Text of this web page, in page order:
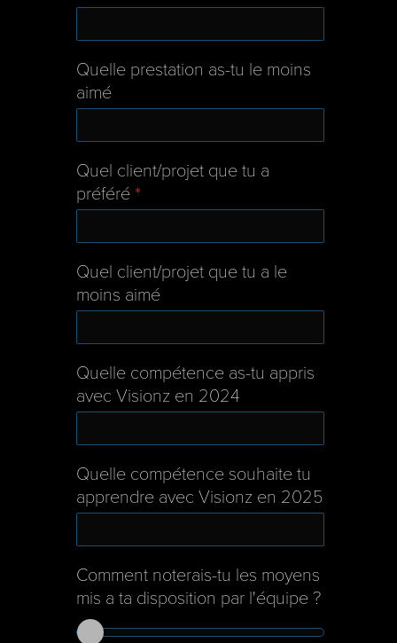
Quelle prestation as-tu le moins
aimé
Quel client/projet que tu a
préféré *
Quel client/projet que tu a le
moins aimé
Quelle compétence as-tu appris
avec Visionz en 2024
Quelle compétence souhaite tu
apprendre avec Visionz en 2025
Comment noterais-tu les moyens
mis a ta disposition par l'équipe ?